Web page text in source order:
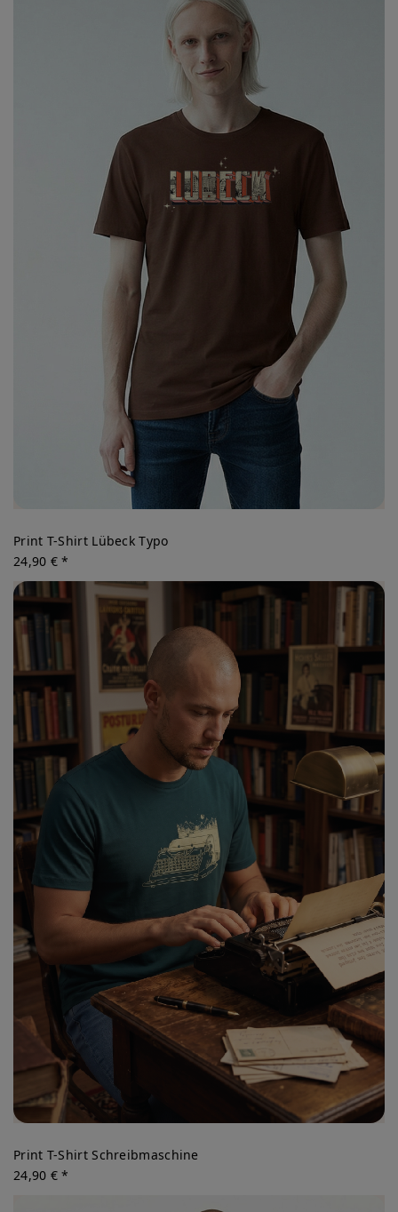
Print T-Shirt Lübeck Typo
24,90 € *
Print T-Shirt Schreibmaschine
24,90 € *